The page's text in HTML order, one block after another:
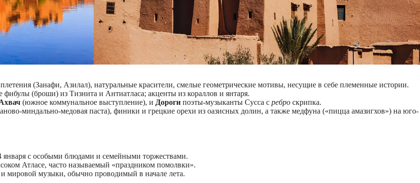
(Занафи, Азилал), натуральные красители, смелые геометрические мотивы, несущие в себе племенные истории.
фибулы (броши) из Тизнита и Антиатласа; акценты из кораллов и янтаря.
(южное коммунальное выступление), и Дороги поэты‑музыканты Сусса с ребро скрипка.
миндально-медовая паста), финики и грецкие орехи из оазисных долин, а также медфуна («пицца амазигхов») на юго-
января с особыми блюдами и семейными торжествами.
Атласе, часто называемый «праздником помолвки».
мировой музыки, обычно проводимый в начале лета.